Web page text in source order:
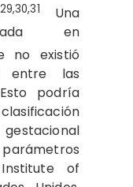
29,30,31 Una
en
no existió
entre las
podría
of